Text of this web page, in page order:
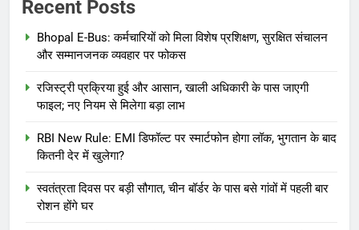
Recent Posts
Bhopal E-Bus: कर्मचारियों को मिला विशेष प्रशिक्षण, सुरक्षित संचालन
और सम्मानजनक व्यवहार पर फोकस
रजिस्ट्री प्रक्रिया हुई और आसान, खाली अधिकारी के पास जाएगी
फाइल; नए नियम से मिलेगा बड़ा लाभ
RBI New Rule: EMI डिफॉल्ट पर स्मार्टफोन होगा लॉक, भुगतान के बाद
कितनी देर में खुलेगा?
स्वतंत्रता दिवस पर बड़ी सौगात, चीन बॉर्डर के पास बसे गांवों में पहली बार
रोशन होंगे घर